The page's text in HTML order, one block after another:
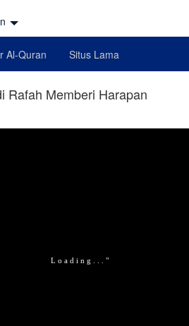
Al-Quran Situs Lama
Rafah Memberi Harapan